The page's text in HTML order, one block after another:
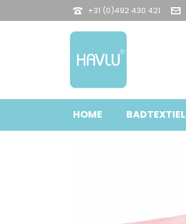
+31 (0)492 430 421
HOME BADTEXTIEL